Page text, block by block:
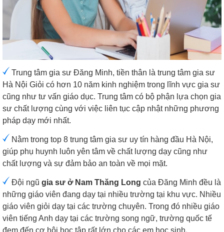
Trung tâm gia sư Đăng Minh, tiền thân là trung tâm gia sư
Hà Nội Giỏi có hơn 10 năm kinh nghiệm trong lĩnh vực gia sư
cũng như tư vấn giáo dục. Trung tâm có bộ phận lựa chọn gia
sư chất lượng cùng với việc liên tục cập nhật những phương
pháp dạy mới nhất.
Nằm trong top 8 trung tâm gia sư uy tín hàng đầu Hà Nội,
giúp phụ huynh luôn yên tâm về chất lượng dạy cũng như
chất lượng và sự đảm bảo an toàn về mọi mặt.
Đội ngũ gia sư ở Nam Thăng Long của Đăng Minh đều là
những giáo viên đang dạy tại nhiều trường tại khu vực. Nhiều
giáo viên giỏi dạy tại các trường chuyên. Trong đó nhiều giáo
viên tiếng Anh dạy tại các trường song ngữ, trường quốc tế
đem đến cơ hội học tập rất lớn cho các em học sinh.